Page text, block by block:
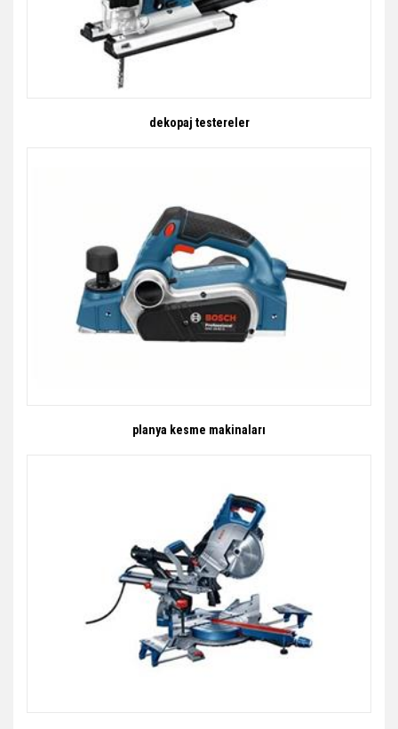
dekopaj testereler
planya kesme makinaları